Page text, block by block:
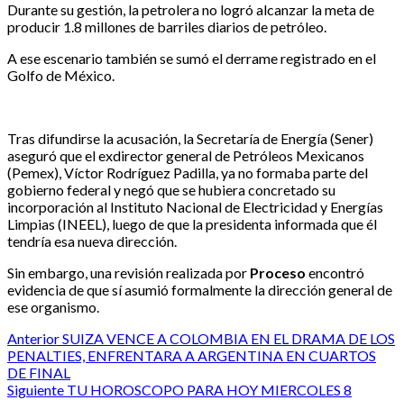
Durante su gestión, la petrolera no logró alcanzar la meta de
producir 1.8 millones de barriles diarios de petróleo.
A ese escenario también se sumó el derrame registrado en el
Golfo de México.
Tras difundirse la acusación, la Secretaría de Energía (Sener)
aseguró que el exdirector general de Petróleos Mexicanos
(Pemex), Víctor Rodríguez Padilla, ya no formaba parte del
gobierno federal y negó que se hubiera concretado su
incorporación al Instituto Nacional de Electricidad y Energías
Limpias (INEEL), luego de que la presidenta informada que él
tendría esa nueva dirección.
Sin embargo, una revisión realizada por Proceso encontró
evidencia de que sí asumió formalmente la dirección general de
ese organismo.
Post
navigation
AnteriorSUIZA VENCE A COLOMBIA EN EL DRAMA DE LOS
PENALTIES, ENFRENTARA A ARGENTINA EN CUARTOS
DE FINAL
Siguiente TU HOROSCOPO PARA HOY MIERCOLES 8